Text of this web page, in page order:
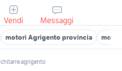
Vendi Messaggi
motori Agrigento provincia moto
chitarre agrigento